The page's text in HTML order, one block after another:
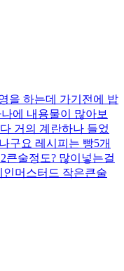
을 하는데 가기전에 밥
에 내용물이 많아보
거의 계란하나 들었
구요 레시피는 빵5개
큰술정도? 많이넣는걸
머스터드 작은큰술